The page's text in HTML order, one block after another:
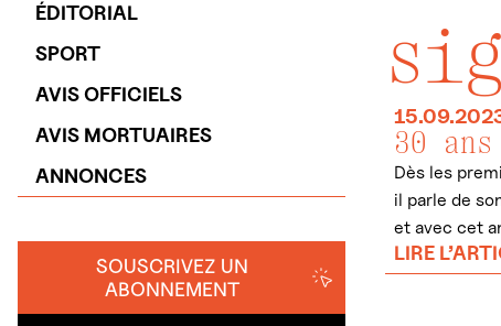
ÉDITORIAL
SPORT
AVIS OFFICIELS
AVIS MORTUAIRES
ANNONCES
SOUSCRIVEZ UN
ABONNEMENT
30
Dès les
il parle de
et avec cet
LIRE